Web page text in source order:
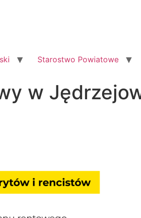
Starostwo Powiatowe
w